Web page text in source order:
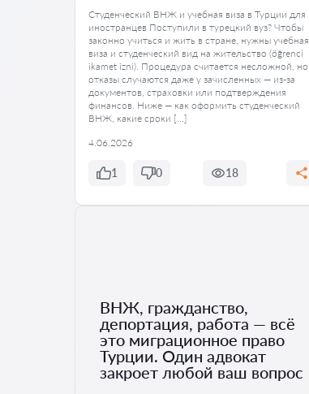
Студенческий ВНЖ и учебная виза в Турции для
иностранцев Поступили в турецкий вуз? Чтобы
законно учиться и жить в стране, нужны учебная
виза и студенческий вид на жительство (öğrenci
ikamet izni). Процедура считается несложной, но
отказы случаются даже у зачисленных — из-за
документов, страховки или подтверждения
финансов. Ниже — как оформить студенческий
ВНЖ, какие сроки […]
4.06.2026
1 0 18
ВНЖ, гражданство,
депортация, работа — всё
это миграционное право
Турции. Один адвокат
закроет любой ваш вопрос